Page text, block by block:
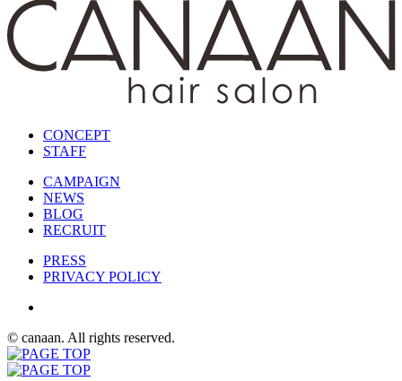
CONCEPT
STAFF
CAMPAIGN
NEWS
BLOG
RECRUIT
PRESS
PRIVACY POLICY
© canaan. All rights reserved.